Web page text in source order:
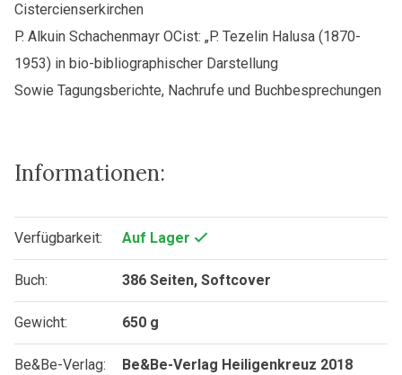
Cistercienserkirchen
P. Alkuin Schachenmayr OCist: „P. Tezelin Halusa (1870-
1953) in bio-bibliographischer Darstellung
Sowie Tagungsberichte, Nachrufe und Buchbesprechungen
Informationen:
Verfügbarkeit: Auf Lager
Buch: 386 Seiten, Softcover
Gewicht: 650 g
Be&Be-Verlag: Be&Be-Verlag Heiligenkreuz 2018